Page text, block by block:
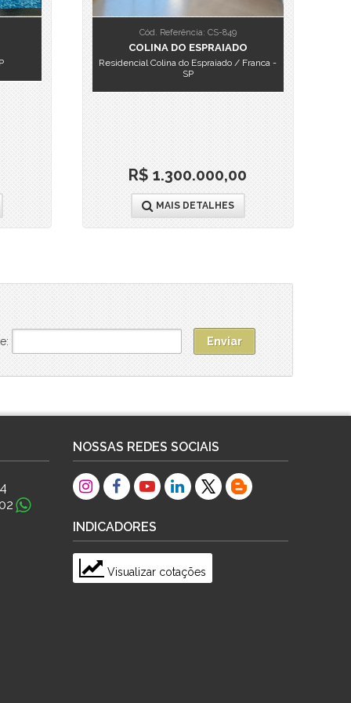
Cód. Referência: CS-849
COLINA DO ESPRAIADO
Residencial Colina do Espraiado / Franca -
SP
R$ 1.300.000,00
MAIS DETALHES
NOSSAS REDES SOCIAIS
INDICADORES
Visualizar cotações